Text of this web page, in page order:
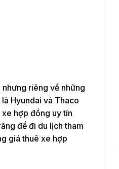
riêng về những
Hyundai và Thaco
hợp đồng uy tín
để đi du lịch tham
giá thuê xe hợp